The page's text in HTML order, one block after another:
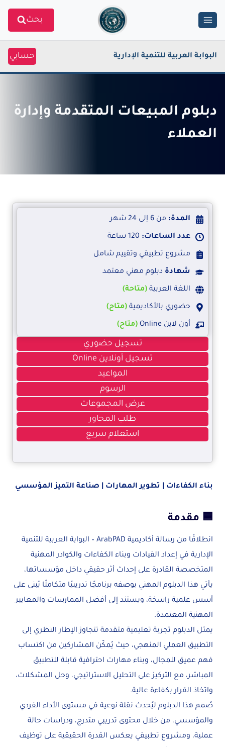
بحث
البوابة العربية للتنمية الإدارية حسابي
دبلوم المبيعات المتقدمة وإدارة
العملاء
المدة: من 6 إلى 24 شهر
عدد الساعات: 120 ساعة
مشروع تطبيقي وتقييم شامل
شهادة دبلوم مهني معتمد
اللغة العربية (متاحة)
حضوري بالأكاديمية (متاح)
أون لاين Online (متاح)
تسجيل حضوري
تسجيل أونلاين Online
المواعيد
الرسوم
عرض المجموعات
طلب المحاور
استعلام سريع
بناء الكفاءات | تطوير المهارات | صناعة التميز المؤسسي
🟦 مقدمة
انطلاقًا من رسالة أكاديمية ArabPAD – البوابة العربية للتنمية
الإدارية في إعداد القيادات وبناء الكفاءات والكوادر المهنية
المتخصصة القادرة على إحداث أثر حقيقي داخل مؤسساتها،
يأتي هذا الدبلوم المهني بوصفه برنامجًا تدريبيًا متكاملًا يُبنى على
أسس علمية راسخة، ويستند إلى أفضل الممارسات والمعايير
المهنية المعتمدة.
يمثل الدبلوم تجربة تعليمية متقدمة تتجاوز الإطار النظري إلى
التطبيق العملي المنهجي، حيث يُمكّن المشاركين من اكتساب
فهم عميق للمجال، وبناء مهارات احترافية قابلة للتطبيق
المباشر، مع التركيز على التحليل الاستراتيجي، وحل المشكلات،
واتخاذ القرار بكفاءة عالية.
صُمم هذا الدبلوم ليُحدث نقلة نوعية في مستوى الأداء الفردي
والمؤسسي، من خلال محتوى تدريبي متدرج، ودراسات حالة
عملية، ومشروع تطبيقي يعكس القدرة الحقيقية على توظيف